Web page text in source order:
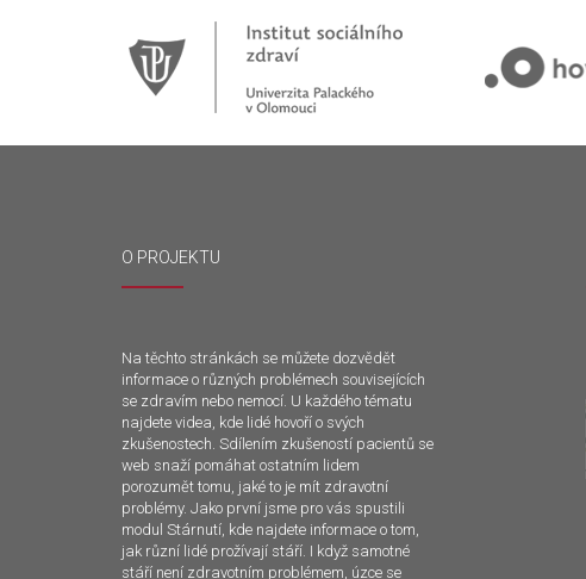
O PROJEKTU
Na těchto stránkách se můžete dozvědět
informace o různých problémech souvisejících
se zdravím nebo nemocí. U každého tématu
najdete videa, kde lidé hovoří o svých
zkušenostech. Sdílením zkušeností pacientů se
web snaží pomáhat ostatním lidem
porozumět tomu, jaké to je mít zdravotní
problémy. Jako první jsme pro vás spustili
modul Stárnutí, kde najdete informace o tom,
jak různí lidé prožívají stáří. I když samotné
stáří není zdravotním problémem, úzce se